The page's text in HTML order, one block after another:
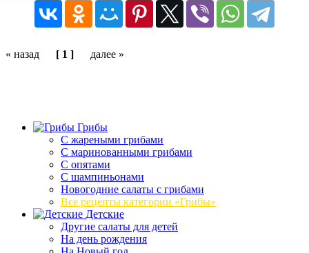
« назад [ 1 ] далее »
Грибы
C жареными грибами
C маринованными грибами
C опятами
C шампиньонами
Новогодние салаты с грибами
Все рецепты категории «Грибы»
Детские
Другие салаты для детей
На день рождения